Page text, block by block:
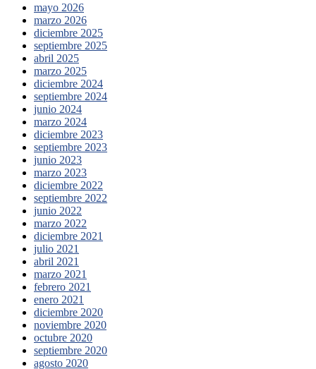
mayo 2026
marzo 2026
diciembre 2025
septiembre 2025
abril 2025
marzo 2025
diciembre 2024
septiembre 2024
junio 2024
marzo 2024
diciembre 2023
septiembre 2023
junio 2023
marzo 2023
diciembre 2022
septiembre 2022
junio 2022
marzo 2022
diciembre 2021
julio 2021
abril 2021
marzo 2021
febrero 2021
enero 2021
diciembre 2020
noviembre 2020
octubre 2020
septiembre 2020
agosto 2020